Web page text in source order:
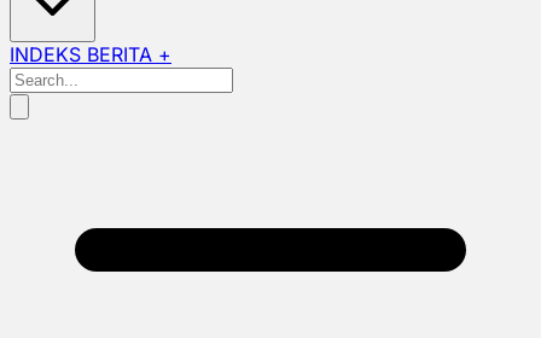
INDEKS BERITA +